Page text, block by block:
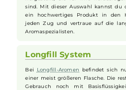
tropischen Urlaub für deine
Mangos, die anPfirsicheund
einen unvergleichlichen
deine E-Zigarette zur
Hochwertige
Die Bar Salts Produkte stehen für